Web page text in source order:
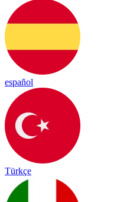
español
Türkçe